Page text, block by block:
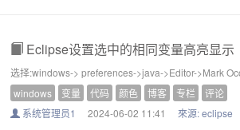
Eclipse设置选中的相同变量高亮显示
选择:windows-> preferences->java->Editor->Mark
windows
变量 代码 颜色 博客 专栏
评论
系统管理员1
2024-06-02 11:41 來源:eclipse